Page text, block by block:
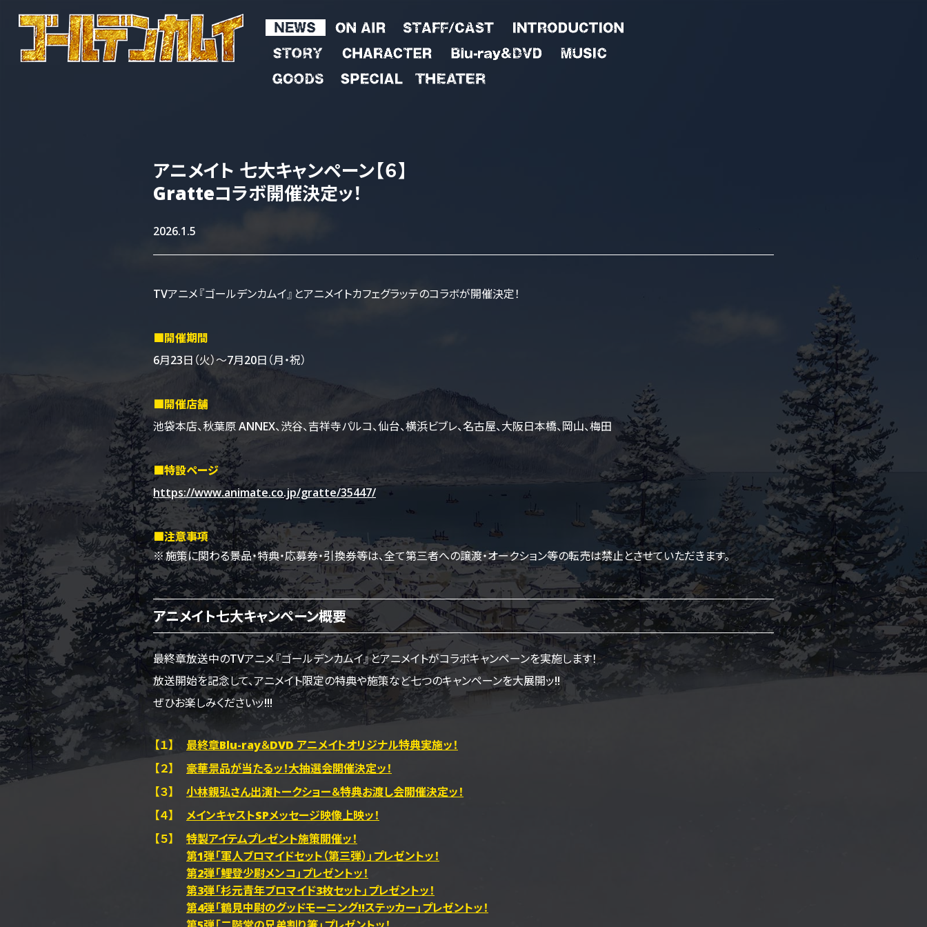
アニメイト 七大キャンペーン【６】
Gratteコラボ開催決定ッ！
2026.1.5
TVアニメ『ゴールデンカムイ』とアニメイトカフェグラッテのコラボが開催決定！
■開催期間
6月23日（火）～7月20日（月・祝）
■開催店舗
池袋本店、秋葉原 ANNEX、渋谷、吉祥寺パルコ、仙台、横浜ビブレ、名古屋、大阪日本橋、岡山、梅田
■特設ページ
https://www.animate.co.jp/gratte/35447/
■注意事項
施策に関わる景品・特典・応募券・引換券等は、全て第三者への譲渡・オークション等の転売は禁止とさせていただきます。
アニメイト七大キャンペーン概要
最終章放送中のTVアニメ『ゴールデンカムイ』とアニメイトがコラボキャンペーンを実施します！
放送開始を記念して、アニメイト限定の特典や施策など七つのキャンペーンを大展開ッ!!
ぜひお楽しみくださいッ!!!
【１】
最終章Blu-ray＆DVD アニメイトオリジナル特典実施ッ！
【２】
豪華景品が当たるッ！大抽選会開催決定ッ！
【３】
小林親弘さん出演トークショー＆特典お渡し会開催決定ッ！
【４】
メインキャストSPメッセージ映像上映ッ！
【５】
特製アイテムプレゼント施策開催ッ！
第1弾「軍人ブロマイドセット（第三弾）」プレゼントッ！
第2弾「鯉登少尉メンコ」プレゼントッ！
第3弾「杉元青年ブロマイド3枚セット」プレゼントッ！
第4弾「鶴見中尉のグッドモーニング!!ステッカー」プレゼントッ！